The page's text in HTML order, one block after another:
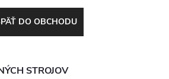
DO OBCHODU
STROJOV